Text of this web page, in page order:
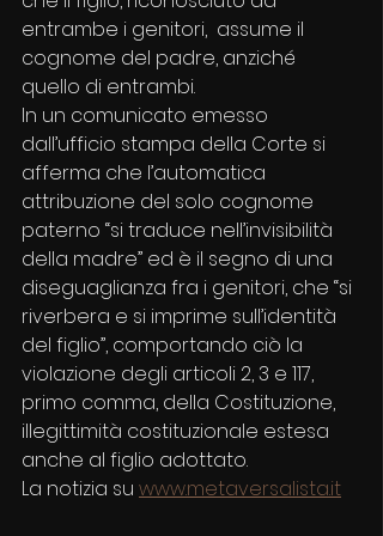
entrambe i genitori,  assume il
cognome del padre, anziché
quello di entrambi.
In un comunicato emesso
dall’ufficio stampa della Corte si
afferma che l’automatica
attribuzione del solo cognome
paterno “si traduce nell’invisibilità
della madre” ed è il segno di una
diseguaglianza fra i genitori, che “si
riverbera e si imprime sull’identità
del figlio”, comportando ciò la
violazione degli articoli 2, 3 e 117,
primo comma, della Costituzione,
illegittimità costituzionale estesa
anche al figlio adottato.
La notizia su www.metaversalista.it